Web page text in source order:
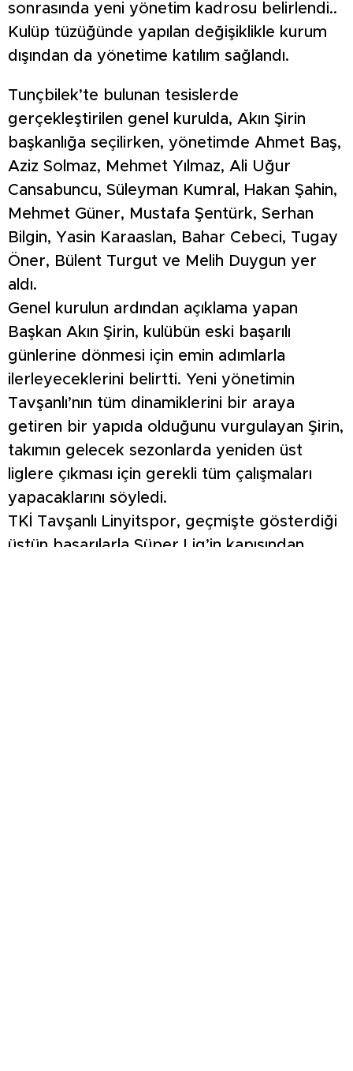
sonrasında yeni yönetim kadrosu belirlendi..
Kulüp tüzüğünde yapılan değişiklikle kurum
dışından da yönetime katılım sağlandı.
Tunçbilek’te bulunan tesislerde
gerçekleştirilen genel kurulda, Akın Şirin
başkanlığa seçilirken, yönetimde Ahmet Baş,
Aziz Solmaz, Mehmet Yılmaz, Ali Uğur
Cansabuncu, Süleyman Kumral, Hakan Şahin,
Mehmet Güner, Mustafa Şentürk, Serhan
Bilgin, Yasin Karaaslan, Bahar Cebeci, Tugay
Öner, Bülent Turgut ve Melih Duygun yer
aldı.
Genel kurulun ardından açıklama yapan
Başkan Akın Şirin, kulübün eski başarılı
günlerine dönmesi için emin adımlarla
ilerleyeceklerini belirtti. Yeni yönetimin
Tavşanlı’nın tüm dinamiklerini bir araya
getiren bir yapıda olduğunu vurgulayan Şirin,
takımın gelecek sezonlarda yeniden üst
liglere çıkması için gerekli tüm çalışmaları
yapacaklarını söyledi.
TKİ Tavşanlı Linyitspor, geçmişte gösterdiği
üstün başarılarla Süper Lig’in kapısından